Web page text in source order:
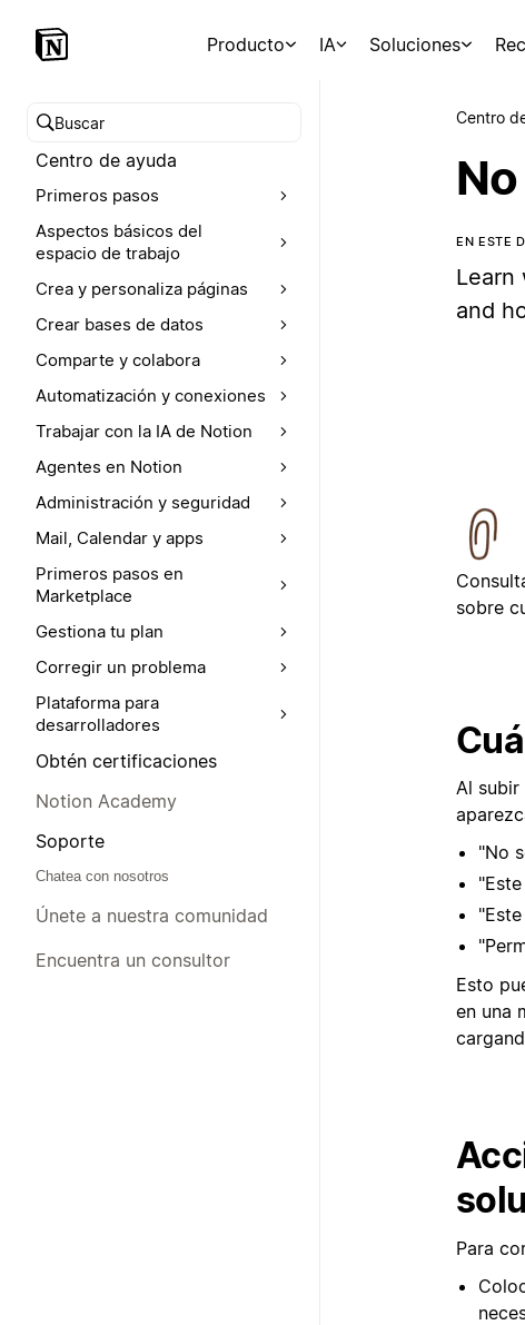
Producto IA Soluciones
Buscar en el Centro de ayuda
Centro de ayuda
Primeros pasos
Aspectos básicos del
espacio de trabajo
Crea y personaliza páginas
Crear bases de datos
Comparte y colabora
Automatización y conexiones
Trabajar con la IA de Notion
Agentes en Notion
Administración y seguridad
Mail, Calendar y apps
Primeros pasos en
Marketplace
Gestiona tu plan
Corregir un problema
Plataforma para
desarrolladores
Obtén certificaciones
Notion Academy
Soporte
Chatea con nosotros
Únete a nuestra comunidad
Encuentra un consultor
Centro
EN ESTE
Learn
and
sobre
Al
"No
Esto
en una
Para